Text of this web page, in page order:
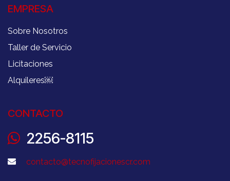
EMPRESA
Sobre Nosotros
Taller de Servicio
Licitaciones
Alquileres￼
CONTACTO
2256-8115
contacto@tecnofijacionescr.com